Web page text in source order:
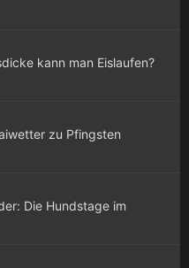
kann man Eislaufen?
zu Pfingsten
Die Hundstage im